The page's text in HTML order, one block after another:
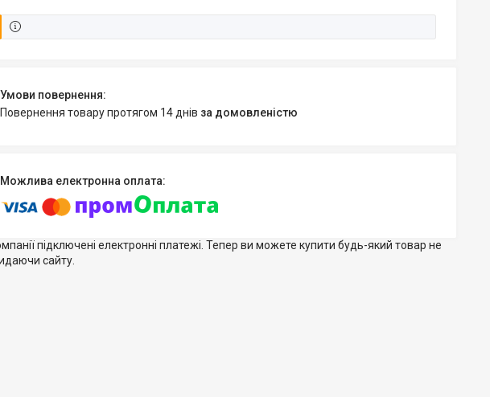
повернення товару протягом 14 днів за домовленістю
підключені електронні платежі. Тепер ви можете купити будь-який товар не
сайту.